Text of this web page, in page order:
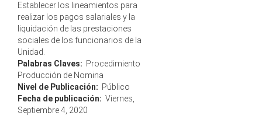
Establecer los lineamientos para
realizar los pagos salariales y la
liquidación de las prestaciones
sociales de los funcionarios de la
Unidad.
Palabras Claves: Procedimiento
Producción de Nomina
Nivel de Publicación: Público
Fecha de publicación: Viernes,
Septiembre 4, 2020